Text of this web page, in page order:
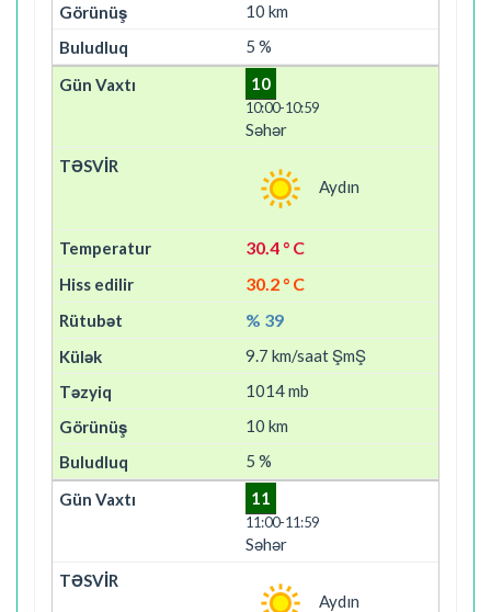
10 km
5 %
10
10:00-10:59
Səhər
Aydın
30.4 ° C
30.2 ° C
% 39
9.7 km/saat ŞmŞ
1014 mb
10 km
5 %
11
11:00-11:59
Səhər
Aydın